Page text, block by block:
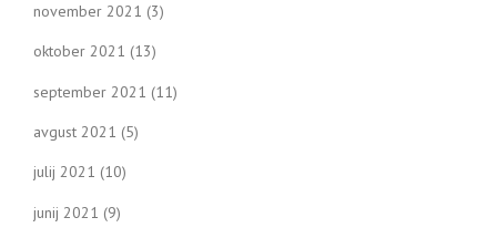
november 2021 (3)
oktober 2021 (13)
september 2021 (11)
avgust 2021 (5)
julij 2021 (10)
junij 2021 (9)